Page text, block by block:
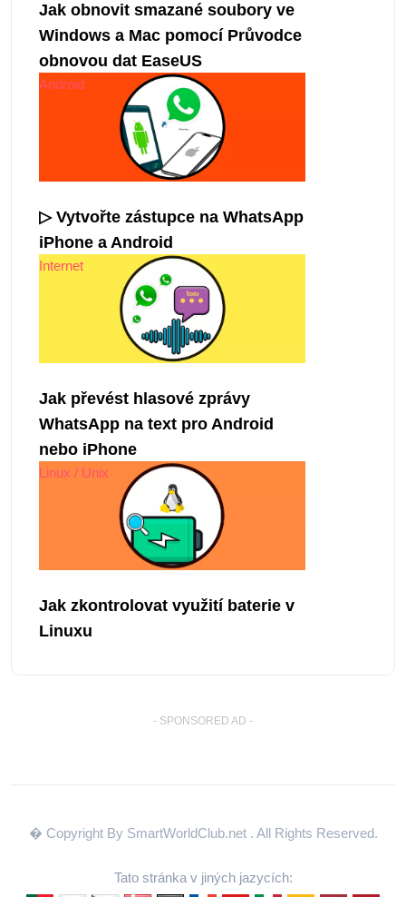
Jak obnovit smazané soubory ve
Windows a Mac pomocí Průvodce
obnovou dat EaseUS
Android
▷ Vytvořte zástupce na WhatsApp
iPhone a Android
Internet
Jak převést hlasové zprávy
WhatsApp na text pro Android
nebo iPhone
Linux / Unix
Jak zkontrolovat využití baterie v
Linuxu
- SPONSORED AD -
� Copyright By SmartWorldClub.net . All Rights Reserved.
Tato stránka v jiných jazycích: